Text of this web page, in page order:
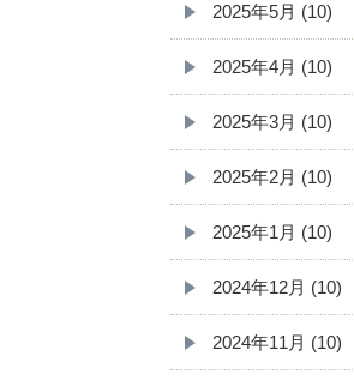
2025年5月 (10)
2025年4月 (10)
2025年3月 (10)
2025年2月 (10)
2025年1月 (10)
2024年12月 (10)
2024年11月 (10)